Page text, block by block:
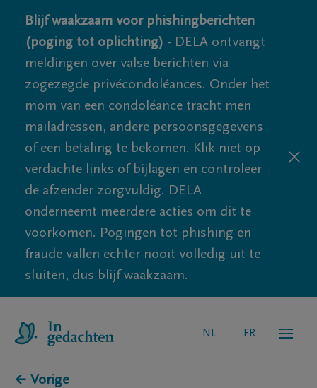
Blijf waakzaam voor phishingberichten
(poging tot oplichting) - DELA ontvangt
meldingen over valse berichten via
zogezegde privécondoléances. Onder het
mom van een condoléance tracht men
mailadressen, andere persoonsgegevens
of een betaling te bekomen. Klik niet op
verdachte links of bijlagen en controleer
de afzender zorgvuldig. DELA
onderneemt meerdere acties om dit te
voorkomen. Pogingen tot phishing en
fraude vallen echter nooit volledig uit te
sluiten, dus blijf waakzaam.
NL FR
← Vorige